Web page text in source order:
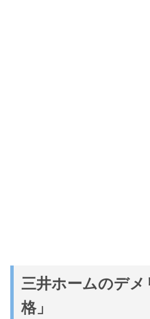
三井ホームのデ
格」